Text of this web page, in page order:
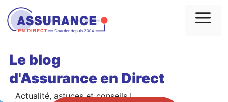
Aller
au
contenu
Le blog
d'Assurance en Direct
Actualité, astuces et conseils !